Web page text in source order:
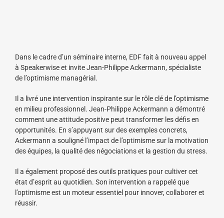
Dans le cadre d’un séminaire interne, EDF fait à nouveau appel
à Speakerwise et invite Jean-Philippe Ackermann, spécialiste
de l’optimisme managérial.
Il a livré une intervention inspirante sur le rôle clé de l’optimisme
en milieu professionnel. Jean-Philippe Ackermann a démontré
comment une attitude positive peut transformer les défis en
opportunités. En s’appuyant sur des exemples concrets,
Ackermann a souligné l’impact de l’optimisme sur la motivation
des équipes, la qualité des négociations et la gestion du stress.
Il a également proposé des outils pratiques pour cultiver cet
état d’esprit au quotidien. Son intervention a rappelé que
l’optimisme est un moteur essentiel pour innover, collaborer et
réussir.